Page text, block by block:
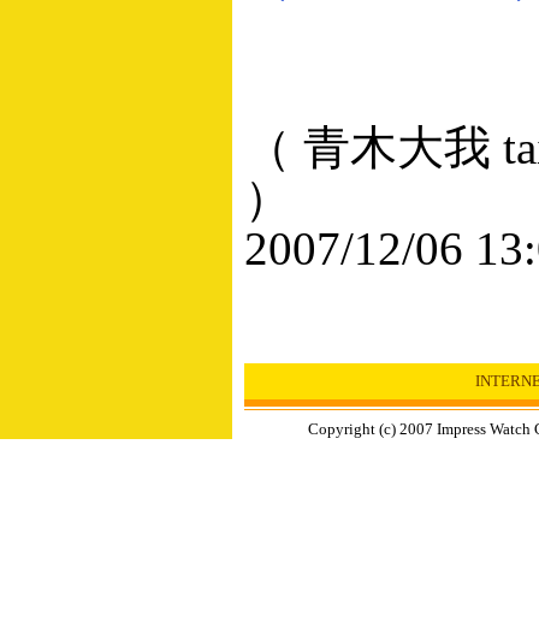
（ 青木大我
）
2007/12/06
Copyright (c) 2007 Impress Watch